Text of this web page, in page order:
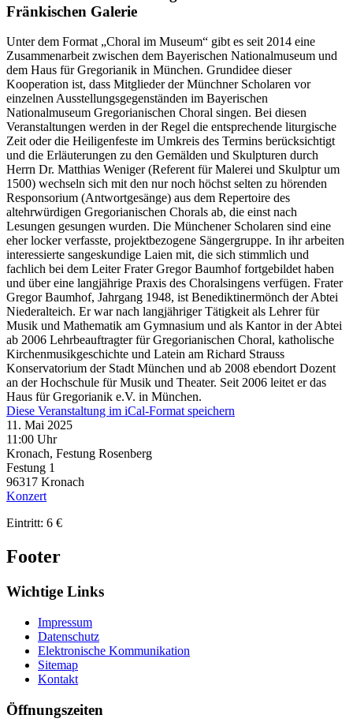
Fränkischen Galerie
Unter dem Format „Choral im Museum“ gibt es seit 2014 eine
Zusammenarbeit zwischen dem Bayerischen Nationalmuseum und
dem Haus für Gregorianik in München. Grundidee dieser
Kooperation ist, dass Mitglieder der Münchner Scholaren vor
einzelnen Ausstellungsgegenständen im Bayerischen
Nationalmuseum Gregorianischen Choral singen. Bei diesen
Veranstaltungen werden in der Regel die entsprechende liturgische
Zeit oder die Heiligenfeste im Umkreis des Termins berücksichtigt
und die Erläuterungen zu den Gemälden und Skulpturen durch
Herrn Dr. Matthias Weniger (Referent für Malerei und Skulptur um
1500) wechseln sich mit den nur noch höchst selten zu hörenden
Responsorium (Antwortgesänge) aus dem Repertoire des
altehrwürdigen Gregorianischen Chorals ab, die einst nach
Lesungen gesungen wurden. Die Münchener Scholaren sind eine
eher locker verfasste, projektbezogene Sängergruppe. In ihr arbeiten
interessierte sangeskundige Laien mit, die sich stimmlich und
fachlich bei dem Leiter Frater Gregor Baumhof fortgebildet haben
und über eine langjährige Praxis des Choralsingens verfügen. Frater
Gregor Baumhof, Jahrgang 1948, ist Benediktinermönch der Abtei
Niederalteich. Er war nach langjähriger Tätigkeit als Lehrer für
Musik und Mathematik am Gymnasium und als Kantor in der Abtei
ab 2006 Lehrbeauftragter für Gregorianischen Choral, katholische
Kirchenmusikgeschichte und Latein am Richard Strauss
Konservatorium der Stadt München und ab 2008 ebendort Dozent
an der Hochschule für Musik und Theater. Seit 2006 leitet er das
Haus für Gregorianik e.V. in München.
Diese Veranstaltung im iCal-Format speichern
11. Mai 2025
11:00 Uhr
Kronach, Festung Rosenberg
Festung 1
96317 Kronach
Konzert
Eintritt: 6 €
Footer
Wichtige Links
Impressum
Datenschutz
Elektronische Kommunikation
Sitemap
Kontakt
Öffnungszeiten